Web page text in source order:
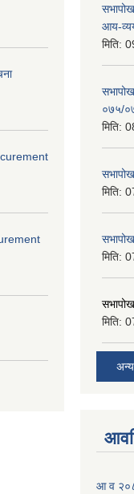
आय-
मिति:
०७५/
मिति:
मिति:
मिति:
मिति:
अन्य
आ व